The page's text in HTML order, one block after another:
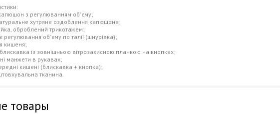
з регулюванням об'єму;
хутряне оздоблення капюшона;
оброблений трикотажем;
регулювання об'єму по талії (шнурівка);
кишеня;
блискавка із зовнішньою вітрозахисною планкою на кнопках;
манжети в рукавах;
кишені (блискавка + кнопка);
тканина.
товары